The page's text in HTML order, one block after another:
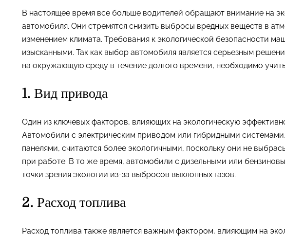
В настоящее время все больше водителей обращают внимание на
автомобиля. Они стремятся снизить выбросы вредных веществ в
изменением климата. Требования к экологической безопасности
изысканными. Так как выбор автомобиля является серьезным
на окружающую среду в течение долгого времени, необходимо
1. Вид привода
Один из ключевых факторов, влияющих на экологическую
Автомобили с электрическим приводом или гибридными
панелями, считаются более экологичными, поскольку они не
при работе. В то же время, автомобили с дизельными или
точки зрения экологии из-за выбросов выхлопных газов.
2. Расход топлива
Расход топлива также является важным фактором, влияющим на